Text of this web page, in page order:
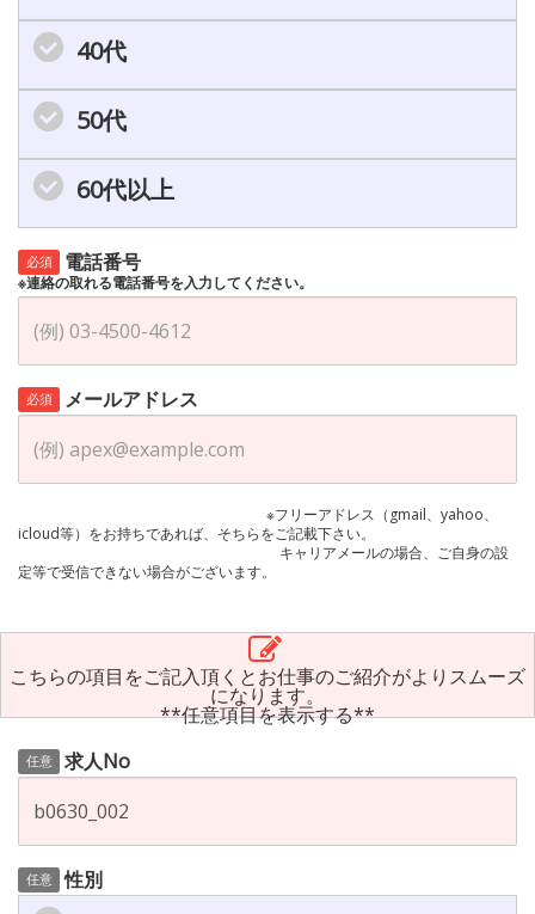
40代
50代
60代以上
必須 電話番号
※連絡の取れる電話番号を入力してください。
必須 メールアドレス
※フリーアドレス（gmail、yahoo、
icloud等）をお持ちであれば、そちらをご記載下さい。
キャリアメールの場合、ご自身の設
定等で受信できない場合がございます。
こちらの項目をご記入頂くとお仕事のご紹介がよりスムーズ
になります。
**任意項目を表示する**
任意 求人No
任意 性別